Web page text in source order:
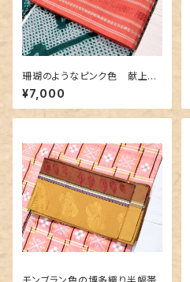
珊瑚のようなピンク色 献上柄
の博多織り半幅帯
¥7,000